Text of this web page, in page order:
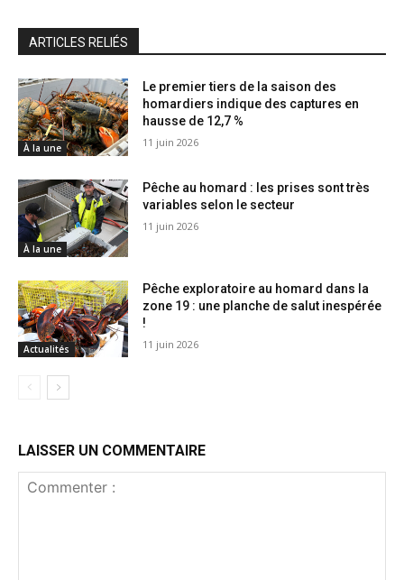
ARTICLES RELIÉS
À la une
Le premier tiers de la saison des
homardiers indique des captures en
hausse de 12,7 %
11 juin 2026
À la une
Pêche au homard : les prises sont très
variables selon le secteur
11 juin 2026
Actualités
Pêche exploratoire au homard dans la
zone 19 : une planche de salut inespérée
!
11 juin 2026
LAISSER UN COMMENTAIRE